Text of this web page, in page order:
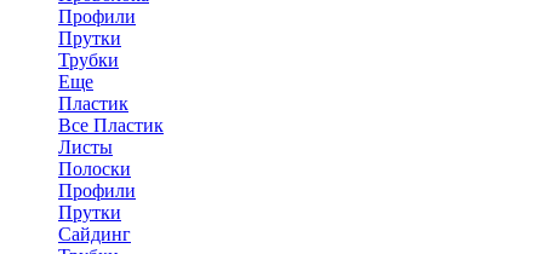
Профили
Прутки
Трубки
Еще
Пластик
Все Пластик
Листы
Полоски
Профили
Прутки
Сайдинг